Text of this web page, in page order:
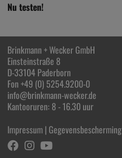
Nu testen!
Brinkmann + Wecker GmbH
Einsteinstraße 8
D-33104 Paderborn
Fon +49 (0) 5254.9200-0
info@brinkmann-wecker.de
Kantooruren: 8 - 16.30 uur
Impressum| Gegevensbescherming